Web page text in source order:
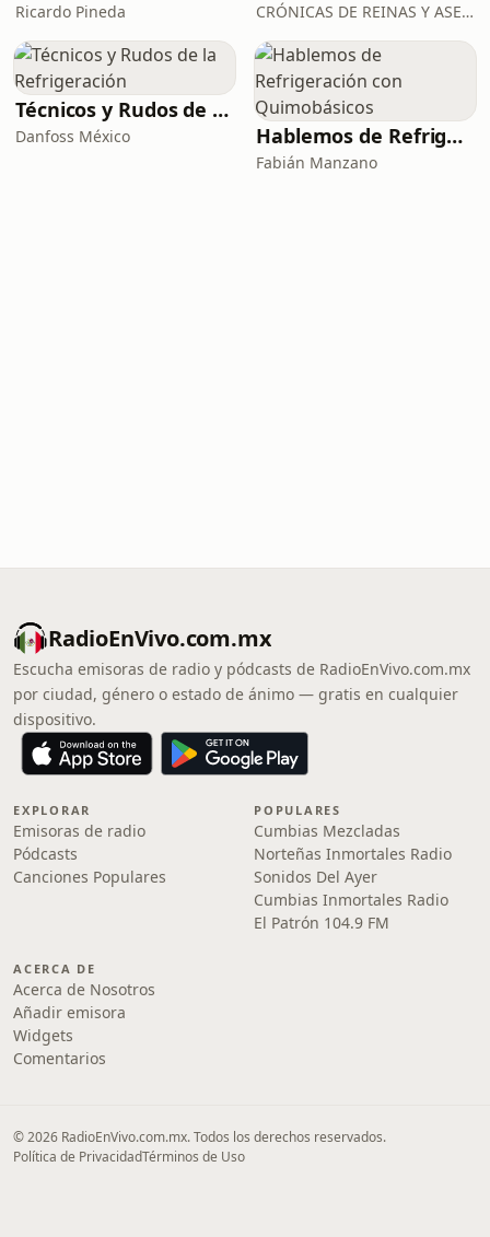
Ricardo Pineda CRÓNICAS DE REINAS Y ASESINAS
Técnicos y Rudos de la Refrigeración
Danfoss México Hablemos de Refrigeración con Quimobásicos
Fabián Manzano
RadioEnVivo.com.mx
Escucha emisoras de radio y pódcasts de RadioEnVivo.com.mx
por ciudad, género o estado de ánimo — gratis en cualquier
dispositivo.
EXPLORAR
Emisoras de radio
Pódcasts
Canciones Populares
POPULARES
Cumbias Mezcladas
Norteñas Inmortales Radio
Sonidos Del Ayer
Cumbias Inmortales Radio
El Patrón 104.9 FM
ACERCA DE
Acerca de Nosotros
Añadir emisora
Widgets
Comentarios
© 2026 RadioEnVivo.com.mx. Todos los derechos reservados.
Política de PrivacidadTérminos de Uso